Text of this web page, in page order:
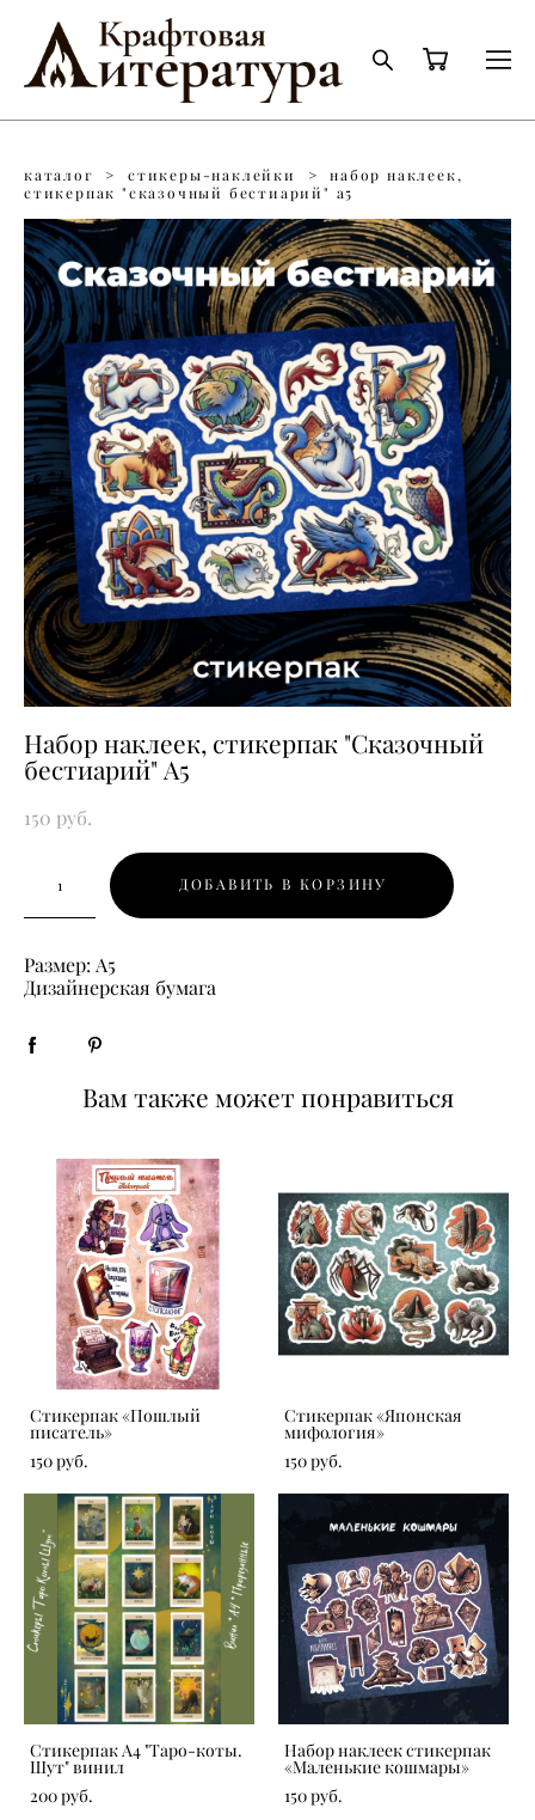
каталог > стикеры-наклейки >
набор наклеек,
стикерпак "сказочный бестиарий" а5
Набор наклеек, стикерпак "Сказочный
бестиарий" А5
150 pуб.
ДОБАВИТЬ В КОРЗИНУ
Размер: А5
Дизайнерская бумага
Вам также может понравиться
Стикерпак «‎Пошлый
писатель»
150 pуб.
Стикерпак «‎Японская
мифология»
150 pуб.
Стикерпак А4 "Таро-коты.
Шут" винил
200 pуб.
Набор наклеек стикерпак
«Маленькие кошмары»
150 pуб.